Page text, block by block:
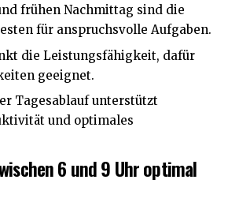
frühen Nachmittag sind die
für anspruchsvolle Aufgaben.
die Leistungsfähigkeit, dafür
geeignet.
Tagesablauf unterstützt
und optimales
6 und 9 Uhr optimal